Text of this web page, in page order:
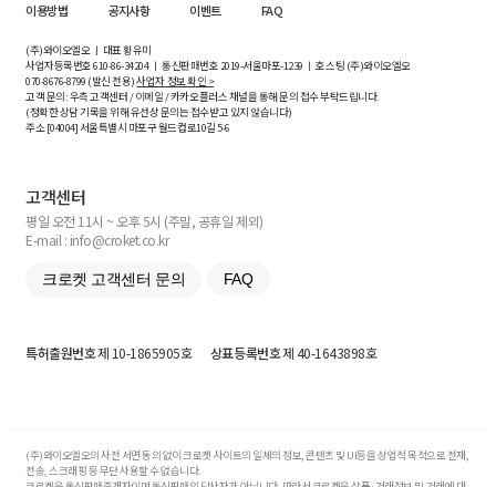
이용방법
공지사항 이벤트 FAQ
(주)와이오엘오 ㅣ 대표 황유미
사업자등록번호610-86-34204ㅣ 통신판매번호 2019-서울마포-1239 ㅣ 호스팅 (주)와이오엘오
070-8676-8799 (발신 전용)사업자 정보 확인 >
고객 문의: 우측 고객센터 / 이메일 / 카카오플러스 채널을 통해 문의 접수 부탁드립니다.
(정확한 상담 기록을 위해 유선상 문의는 접수받고 있지 않습니다)
주소 [04004] 서울특별시 마포구 월드컵로10길5-6
고객센터
평일 오전 11시 ~ 오후 5시 (주말, 공휴일 제외)
E-mail : info@croket.co.kr
크로켓 고객센터 문의 FAQ
특허출원번호제 10-1865905호 상표등록번호제 40-1643898호
(주)와이오엘오의 사전 서면 동의 없이 크로켓 사이트의 일체의 정보, 콘텐츠 및 UI등을 상업적 목적으로 전재,
전송, 스크래핑 등 무단 사용할 수 없습니다.